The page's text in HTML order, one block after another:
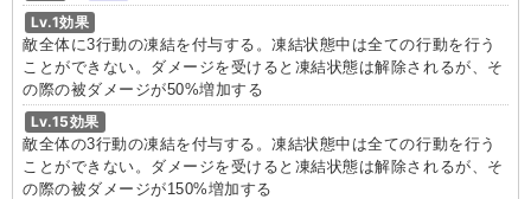
Lv.1効果
敵全体に3行動の凍結を付与する。凍結状態中は全ての行動を行う
ことができない。ダメージを受けると凍結状態は解除されるが、そ
の際の被ダメージが50%増加する
Lv.15効果
敵全体の3行動の凍結を付与する。凍結状態中は全ての行動を行う
ことができない。ダメージを受けると凍結状態は解除されるが、そ
の際の被ダメージが150%増加する